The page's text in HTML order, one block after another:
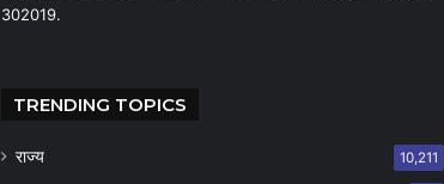
302019.
TRENDING TOPICS
राज्य 10,211